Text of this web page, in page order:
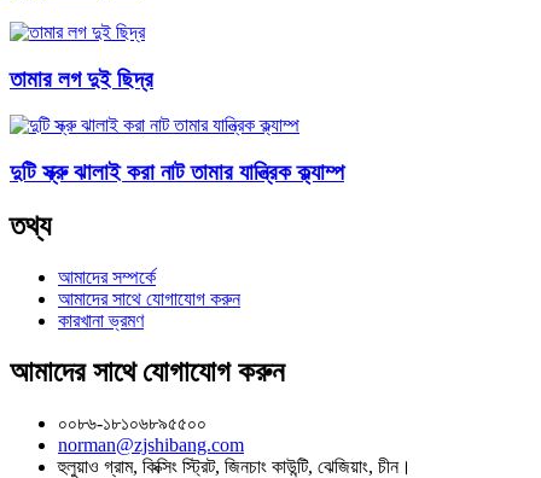
তামার লগ দুই ছিদ্র
দুটি স্ক্রু ঝালাই করা নাট তামার যান্ত্রিক ক্ল্যাম্প
তথ্য
আমাদের সম্পর্কে
আমাদের সাথে যোগাযোগ করুন
কারখানা ভ্রমণ
আমাদের সাথে যোগাযোগ করুন
০০৮৬-১৮১০৬৮৯৫৫০০
norman@zjshibang.com
হুলুয়াও গ্রাম, কিক্সিং স্ট্রিট, জিনচাং কাউন্টি, ঝেজিয়াং, চীন।